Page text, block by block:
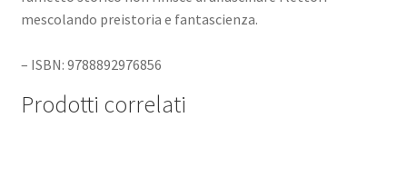
mescolando preistoria e fantascienza.
– ISBN: 9788892976856
Prodotti correlati